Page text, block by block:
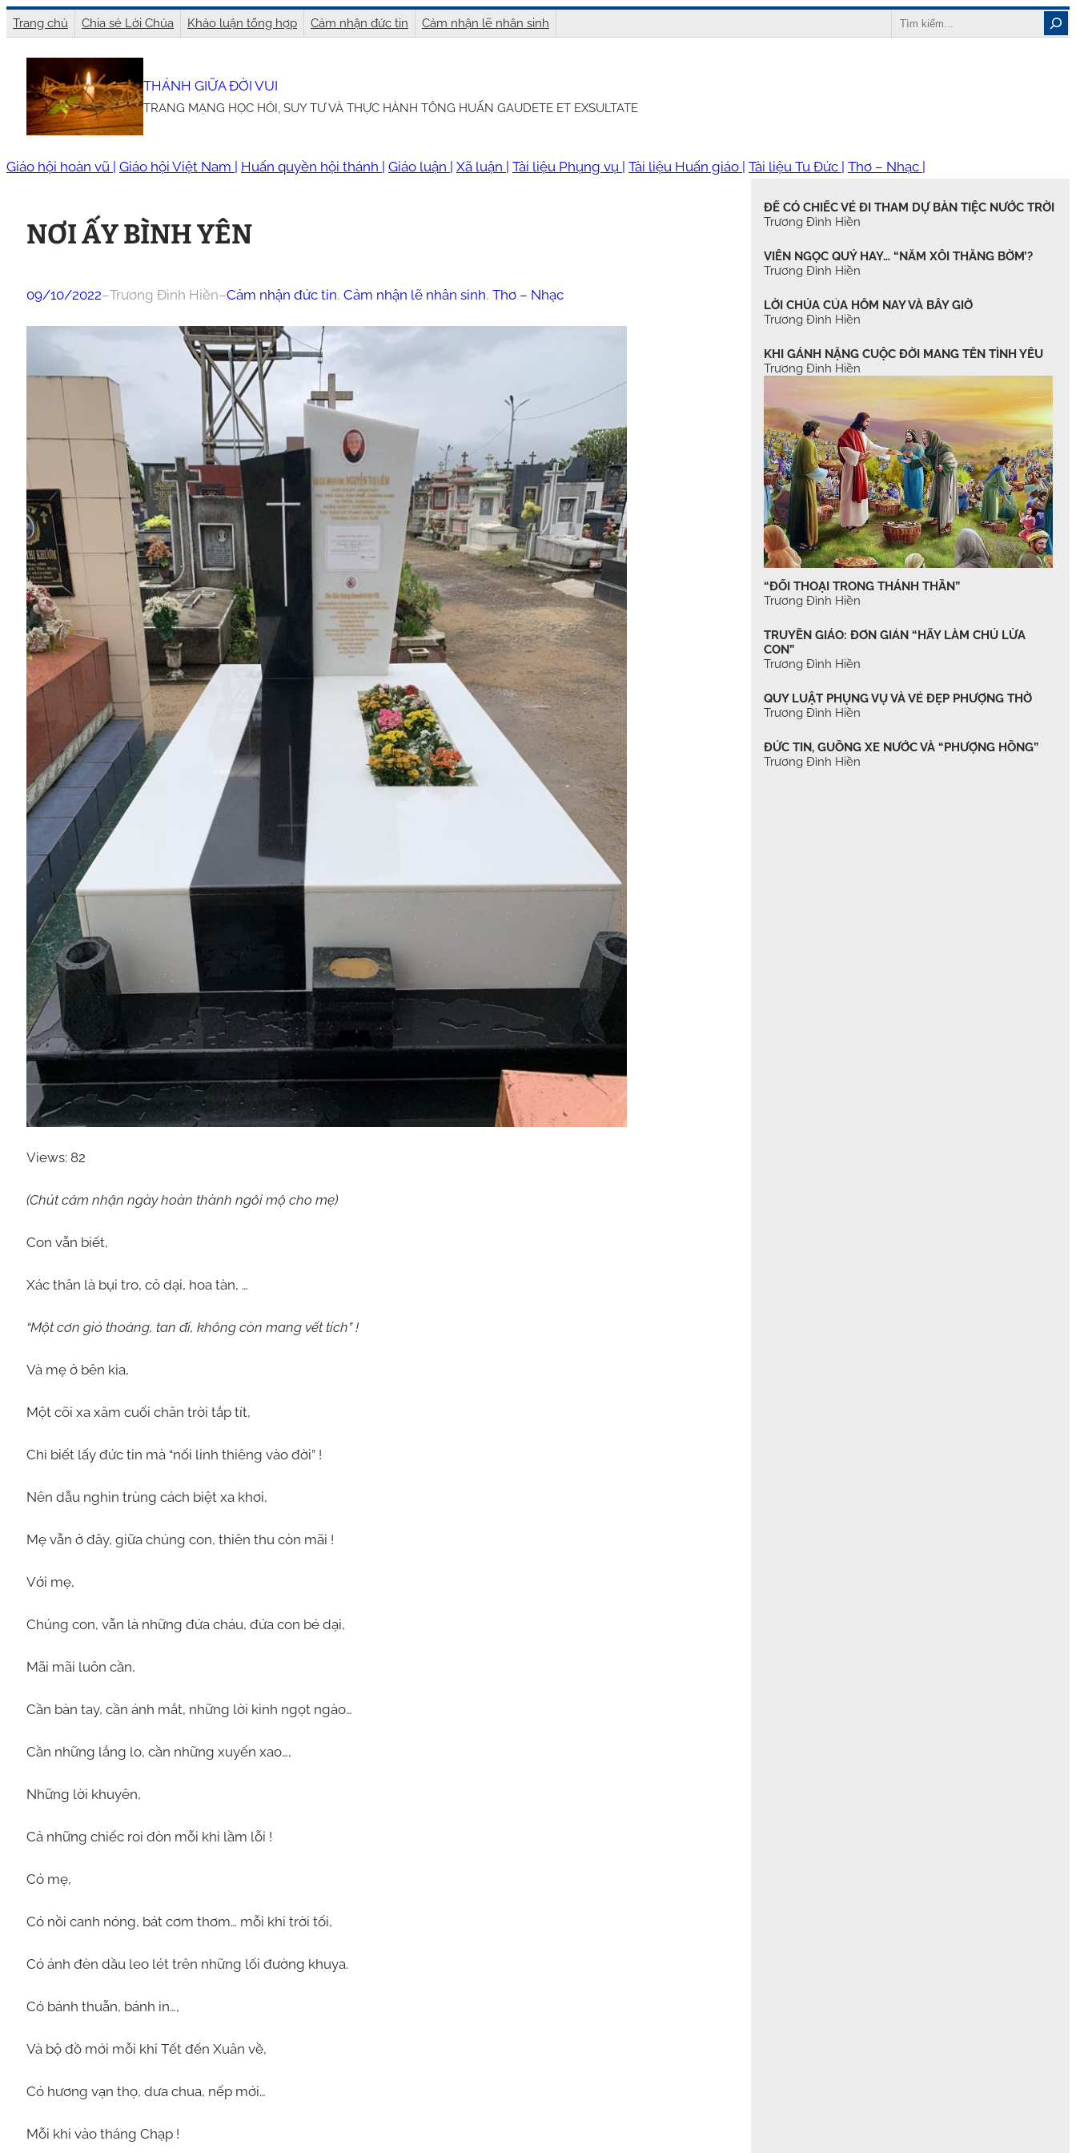
Chuyển
đến
dung
Trang chủ Chia sẻ Lời Chúa Khảo luận tổng hợp Cảm nhận đức tin Cảm nhận lẽ nhân sinh Search
THÁNH GIỮA ĐỜI VUI
TRANG MẠNG HỌC HỎI, SUY TƯ VÀ THỰC HÀNH TÔNG HUẤN GAUDETE ET EXSULTATE
Giáo hội hoàn vũ | Giáo hội Việt Nam | Huấn quyền hội thánh | Giáo luận | Xã luận | Tài liệu Phụng vụ | Tài liệu Huấn giáo | Tài liệu Tu Đức | Thơ – Nhạc |
NƠI ẤY BÌNH YÊN
09/10/2022–Trương Đình Hiền–Cảm nhận đức tin, Cảm nhận lẽ nhân sinh, Thơ – Nhạc
Views: 82
(Chút cảm nhận ngày hoàn thành ngôi mộ cho mẹ)
Con vẫn biết,
Xác thân là bụi tro, cỏ dại, hoa tàn, …
“Một cơn gió thoảng, tan đi, không còn mang vết tích” !
Và mẹ ở bên kia,
Một cõi xa xăm cuối chân trời tắp tít,
Chỉ biết lấy đức tin mà “nối linh thiêng vào đời” !
Nên dẫu nghìn trùng cách biệt xa khơi,
Mẹ vẫn ở đây, giữa chúng con, thiên thu còn mãi !
Với mẹ,
Chúng con, vẫn là những đứa cháu, đứa con bé dại,
Mãi mãi luôn cần,
Cần bàn tay, cần ánh mắt, những lời kinh ngọt ngào…
Cần những lắng lo, cần những xuyến xao…,
Những lời khuyên,
Cả những chiếc roi đòn mỗi khi lầm lỗi !
Có mẹ,
Có nồi canh nóng, bát cơm thơm… mỗi khi trời tối,
Có ánh đèn dầu leo lét trên những lối đường khuya.
Có bánh thuẫn, bánh in…,
Và bộ đồ mới mỗi khi Tết đến Xuân về,
Có hương vạn thọ, dưa chua, nếp mới…
Mỗi khi vào tháng Chạp !
ĐỂ CÓ CHIẾC VÉ ĐI THAM DỰ BÀN TIỆC NƯỚC TRỜI
Trương Đình Hiền
VIÊN NGỌC QUÝ HAY… “NẮM XÔI THẰNG BỜM’?
Trương Đình Hiền
LỜI CHÚA CỦA HÔM NAY VÀ BÂY GIỜ
Trương Đình Hiền
KHI GÁNH NẶNG CUỘC ĐỜI MANG TÊN TÌNH YÊU
Trương Đình Hiền
“ĐỐI THOẠI TRONG THÁNH THẦN”
Trương Đình Hiền
TRUYỀN GIÁO: ĐƠN GIẢN “HÃY LÀM CHÚ LỪA
CON”
Trương Đình Hiền
QUY LUẬT PHỤNG VỤ VÀ VẺ ĐẸP PHƯỢNG THỜ
Trương Đình Hiền
ĐỨC TIN, GUỒNG XE NƯỚC VÀ “PHƯỢNG HỒNG”
Trương Đình Hiền